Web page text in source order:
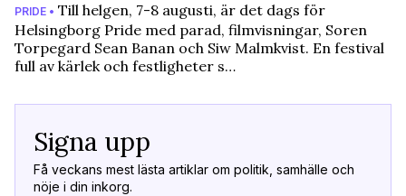
PRIDE • Till helgen, 7-8 augusti, är det dags för
Helsingborg Pride med parad, filmvisningar, Soren
Torpegard Sean Banan och Siw Malmkvist. En festival
full av kärlek och festligheter s…
Signa upp
Få veckans mest lästa artiklar om politik, samhälle och
nöje i din inkorg.